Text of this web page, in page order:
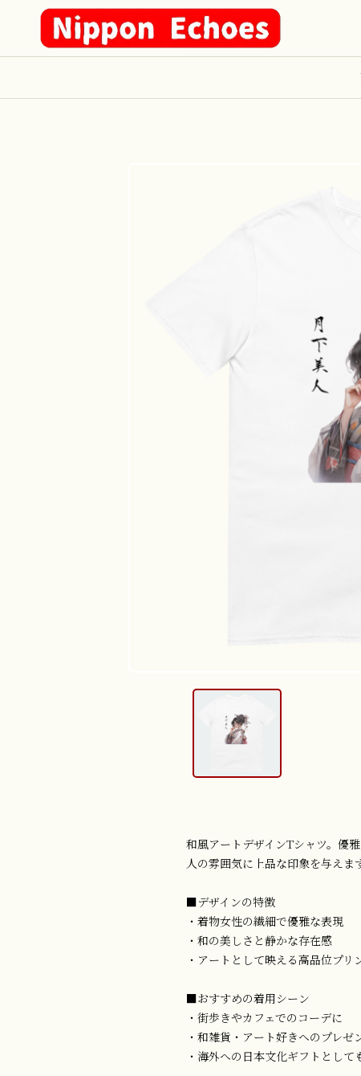
和風アートデザインTシャツ。優
人の雰囲気に上品な印象を与えます
■デザインの特徴
・着物女性の繊細で優雅な表現
・和の美しさと静かな存在感
・アートとして映える高品位プリ
■おすすめの着用シーン
・街歩きやカフェでのコーデに
・和雑貨・アート好きへのプレゼ
・海外への日本文化ギフトとして